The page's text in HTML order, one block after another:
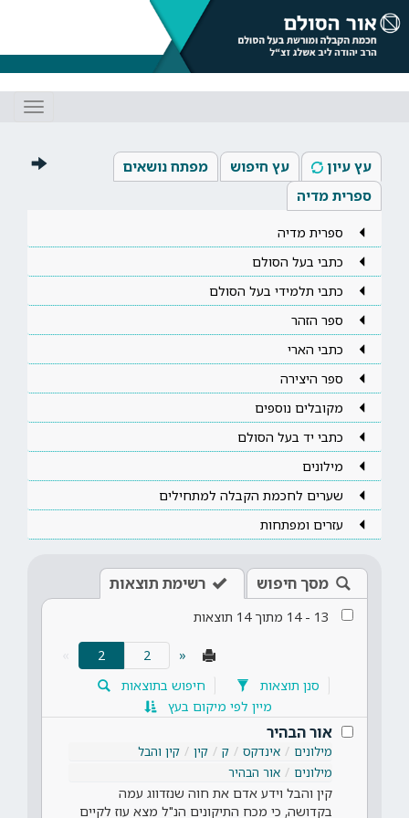
עץ עיון עץ חיפוש
מפתח נושאים
ספרית מדיה
ספרית מדיה
כתבי בעל הסולם
כתבי תלמידי בעל הסולם
ספר הזהר
כתבי הארי
ספר היצירה
מקובלים נוספים
כתבי יד בעל הסולם
מילונים
שערים לחכמת הקבלה למתחילים
עזרים ומפתחות
מסך חיפוש רשימת תוצאות
13
-
14 מתוך14 תוצאות
«
2
סנן תוצאות
חיפוש בתוצאות
מיין לפי מיקום בעץ
אור הבהיר
מילונים אינדקס ק קין
קין והבל
מילונים
אור הבהיר
קין והבל וידע אדם את חוה שנזדווג עמה
בקדושה, כי מכח התיקונים הנ"ל מצא עוז לקיים